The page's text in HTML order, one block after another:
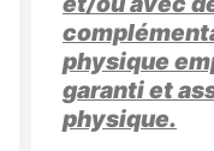
physique
garanti et
physique.